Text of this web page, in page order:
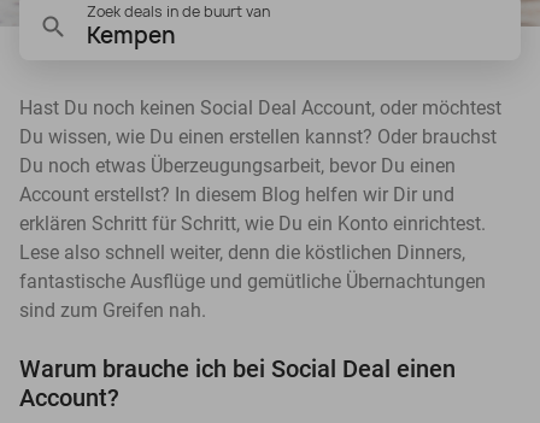
Zoek deals in de buurt van
Kempen
Hast Du noch keinen Social Deal Account, oder möchtest
Du wissen, wie Du einen erstellen kannst? Oder brauchst
Du noch etwas Überzeugungsarbeit, bevor Du einen
Account erstellst? In diesem Blog helfen wir Dir und
erklären Schritt für Schritt, wie Du ein Konto einrichtest.
Lese also schnell weiter, denn die köstlichen Dinners,
fantastische Ausflüge und gemütliche Übernachtungen
sind zum Greifen nah.
Warum brauche ich bei Social Deal einen
Account?